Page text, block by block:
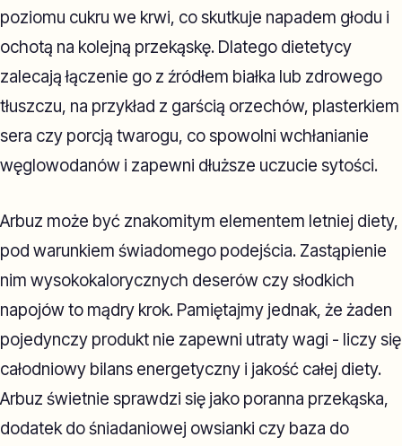
poziomu cukru we krwi, co skutkuje napadem głodu i
ochotą na kolejną przekąskę. Dlatego dietetycy
zalecają łączenie go z źródłem białka lub zdrowego
tłuszczu, na przykład z garścią orzechów, plasterkiem
sera czy porcją twarogu, co spowolni wchłanianie
węglowodanów i zapewni dłuższe uczucie sytości.
Arbuz może być znakomitym elementem letniej diety,
pod warunkiem świadomego podejścia. Zastąpienie
nim wysokokalorycznych deserów czy słodkich
napojów to mądry krok. Pamiętajmy jednak, że żaden
pojedynczy produkt nie zapewni utraty wagi - liczy się
całodniowy bilans energetyczny i jakość całej diety.
Arbuz świetnie sprawdzi się jako poranna przekąska,
dodatek do śniadaniowej owsianki czy baza do